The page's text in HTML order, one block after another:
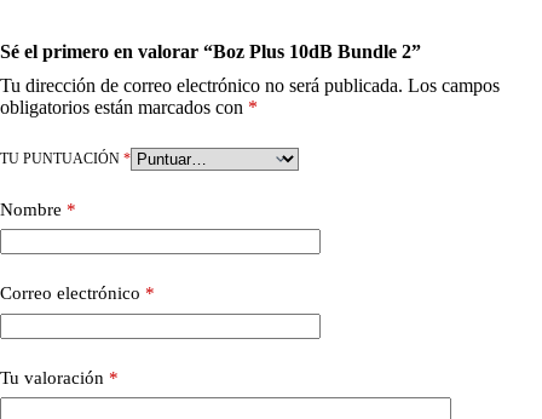
Sé el primero en valorar “Boz Plus 10dB Bundle 2”
Tu dirección de correo electrónico no será publicada. Los campos
obligatorios están marcados con *
TU PUNTUACIÓN *
Nombre *
Correo electrónico *
Tu valoración *